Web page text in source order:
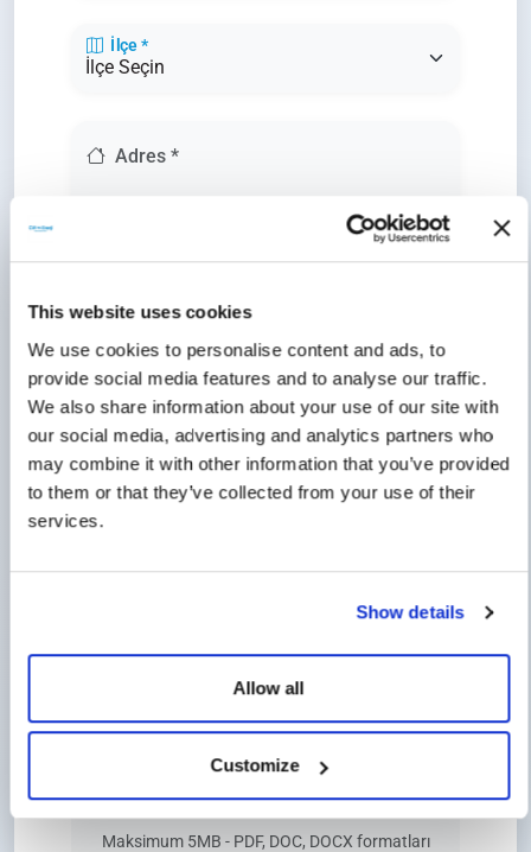
This website uses cookies
We use cookies to personalise content and ads, to
provide social media features and to analyse our traffic.
We also share information about your use of our site with
our social media, advertising and analytics partners who
may combine it with other information that you’ve provided
to them or that they’ve collected from your use of their
services.
Show details
Allow all
Customize
İlçe *
Adres *
Mesleki Bilgiler
Kendinizden Bahsedin
CV Yükle (PDF, DOC, DOCX)
CV dosyanızı sürükleyin veya
tıklayın
Maksimum 5MB - PDF, DOC, DOCX formatları